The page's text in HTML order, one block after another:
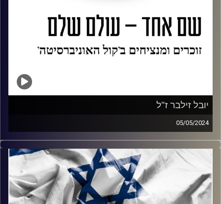
יובל זילבר ז"ל
05/05/2024
סרן (במיל') יובל זילבר ז"ל, חזר מהטיול הגדול כדי להילחם
במלחמה ונפל בקרב בצפון רצועת עזה.
אביו איתי זילבר מנציח את בנו שפיזר אור ואהבת חינם בעולם,
דאג להתנדב וליזום בכל רגע נתון ואהב מוזיקה, חברים
ומשפחה יותר מהכול.